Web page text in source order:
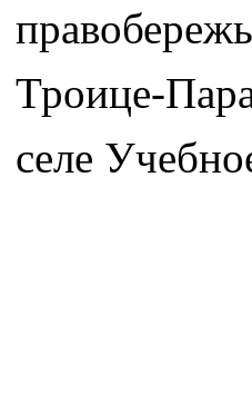
Троице-
селе